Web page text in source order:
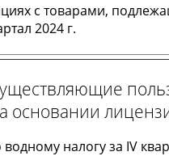
с товарами,
2024 г.
основании
налогу за IV